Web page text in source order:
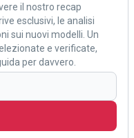
il nostro recap
esclusivi, le analisi
sui nuovi modelli. Un
e verificate,
per davvero.